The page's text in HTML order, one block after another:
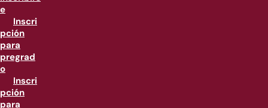
e
Inscri
pción
para
pregrad
o
Inscri
pción
para